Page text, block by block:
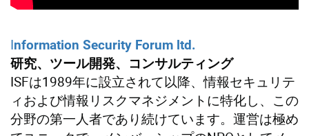
Information Security Forum ltd.
研究、ツール開発、コンサルティング
ISFは1989年に設立されて以降、情報セキュリテ
ィおよび情報リスクマネジメントに特化し、この
分野の第一人者であり続けています。運営は極め